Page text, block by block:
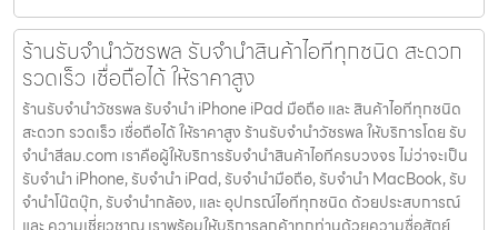
ร้านรับจำนำวัชรพล รับจำนำสินค้าไอทีทุกชนิด สะดวก
รวดเร็ว เชื่อถือได้ ให้ราคาสูง
ร้านรับจำนำวัชรพล รับจำนำ iPhone iPad มือถือ และ สินค้าไอทีทุกชนิด
สะดวก รวดเร็ว เชื่อถือได้ ให้ราคาสูง ร้านรับจำนำวัชรพล ให้บริการโดย รับ
จํานําสีลม.com เราคือผู้ให้บริการรับจำนำสินค้าไอทีครบวงจร ไม่ว่าจะเป็น
รับจำนำ iPhone, รับจำนำ iPad, รับจำนำมือถือ, รับจำนำ MacBook, รับ
จำนำโน๊ตบุ๊ก, รับจำนำกล้อง, และ อุปกรณ์ไอทีทุกชนิด ด้วยประสบการณ์